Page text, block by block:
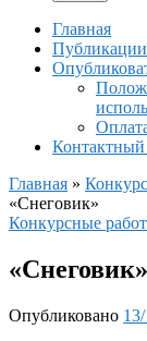
Главная
Публикации
Контактный
Главная »
«Снеговик»
Конкурсные
«Снеговик»
Опубликовано